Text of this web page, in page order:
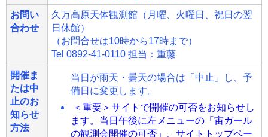
お問い
合わせ
久万高原天体観測館（月曜、火曜日、祝日の翌
日休館）
（お問合せは10時から17時まで）
Tel 0892-41-0110 担当：重藤
開催ま
たは中
止のお
知らせ
方法
当日が雨天・曇天の場合は「中止」し、予
備日に変更します。
＜重要＞サイトで開催の可否をお知らせし
ます。当日午後に左メニューの「宙ガール
の観測会開催の可否」、サイトトップペー